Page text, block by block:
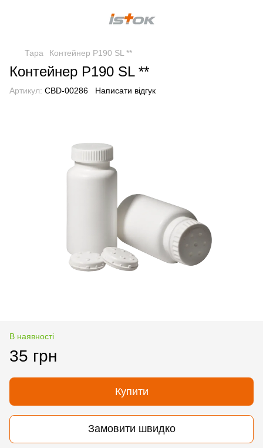
Тара Контейнер Р190 SL **
Контейнер Р190 SL **
Артикул: CBD-00286 Написати відгук
В наявності
35 грн
Купити
Замовити швидко